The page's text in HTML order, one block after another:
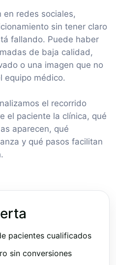
en redes sociales,
sin tener claro
fallando. Puede haber
de baja calidad,
o una imagen que no
equipo médico.
el recorrido
el paciente la clínica, qué
aparecen, qué
y qué pasos facilitan
pacientes cualificados
sin conversiones